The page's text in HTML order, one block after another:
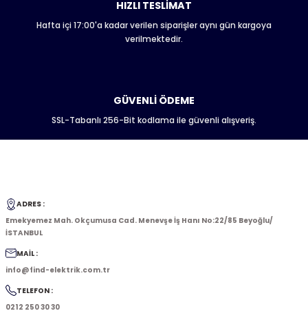
Gönder
HIZLI TESLİMAT
Hafta içi 17:00'a kadar verilen siparişler aynı gün kargoya
verilmektedir.
GÜVENLİ ÖDEME
SSL-Tabanlı 256-Bit kodlama ile güvenli alışveriş.
ADRES :
Emekyemez Mah. Okçumusa Cad. Menevşe İş Hanı No:22/85 Beyoğlu/
İSTANBUL
MAİL :
info@find-elektrik.com.tr
TELEFON :
0212 250 30 30